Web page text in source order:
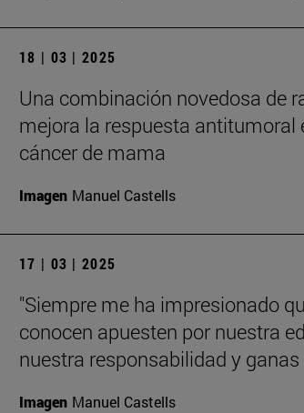
18 | 03 | 2025
Una combinación novedosa de
mejora la respuesta antitumoral
cáncer de mama
Imagen Manuel Castells
17 | 03 | 2025
"Siempre me ha impresionado
conocen apuesten por nuestra
nuestra responsabilidad y
Imagen Manuel Castells